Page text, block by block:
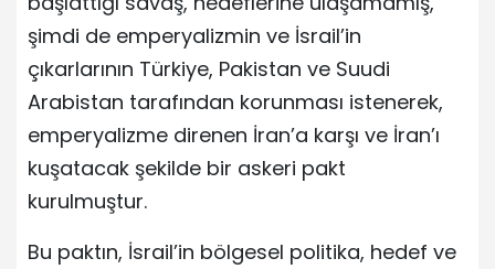
şimdi de emperyalizmin ve İsrail’in
çıkarlarının Türkiye, Pakistan ve Suudi
Arabistan tarafından korunması istenerek,
emperyalizme direnen İran’a karşı ve İran’ı
kuşatacak şekilde bir askeri pakt
kurulmuştur.
Bu paktın, İsrail’in bölgesel politika, hedef ve